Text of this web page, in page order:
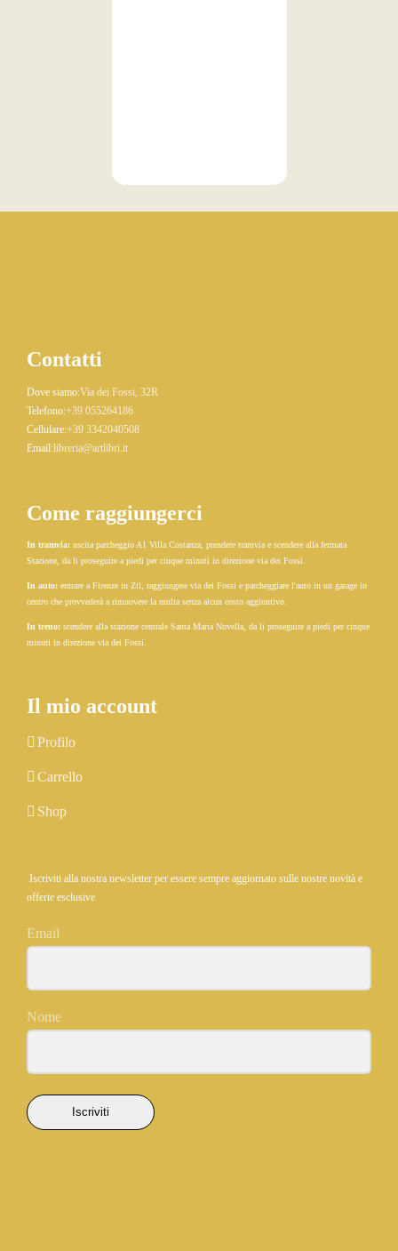
Contatti
Dove siamo:Via dei Fossi, 32R
Telefono:+39 055264186
Cellulare:+39 3342040508
Email:libreria@artlibri.it
Come raggiungerci
In tramvia: uscita parcheggio A1 Villa Costanza, prendere tramvia e scendere alla fermata
Stazione, da li proseguire a piedi per cinque minuti in direzione via dei Fossi.
In auto: entrare a Firenze in Ztl, raggiungere via dei Fossi e parcheggiare l'auto in un garage in
centro che provvederà a rimuovere la multa senza alcun costo aggiuntivo.
In treno: scendere alla stazione centrale Santa Maria Novella, da li proseguire a piedi per cinque
minuti in direzione via dei Fossi.
Il mio account
Profilo
Carrello
Shop
Iscriviti alla nostra newsletter per essere sempre aggiornato sulle nostre novità e
offerte esclusive
Email
Nome
Iscriviti